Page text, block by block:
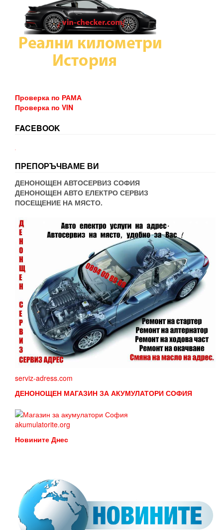
Проверка по РАМА
Проверка по VIN
FACEBOOK
ПРЕПОРЪЧВАМЕ ВИ
ДЕНОНОЩЕН АВТОСЕРВИЗ СОФИЯ
ДЕНОНОЩЕН АВТО ЕЛЕКТРО СЕРВИЗ
ПОСЕЩЕНИЕ НА МЯСТО.
serviz-adress.com
ДЕНОНОЩЕН МАГАЗИН ЗА АКУМУЛАТОРИ СОФИЯ
akumulatorite.org
Новините Днес